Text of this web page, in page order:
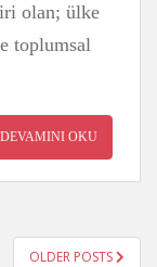
olan; ülke
toplumsal
DEVAMINI OKU
OLDER POSTS